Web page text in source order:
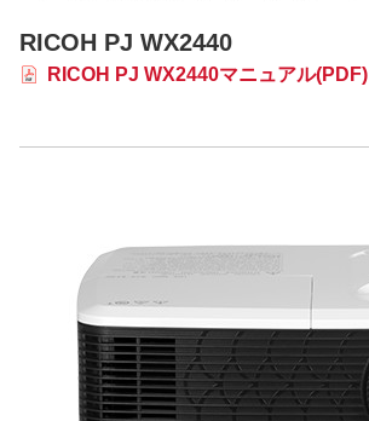
RICOH PJ WX2440
RICOH PJ WX2440マニュアル(PDF)